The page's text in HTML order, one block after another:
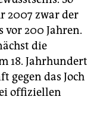
2007 zwar der
vor 200 Jahren.
die
18. Jahrhundert
gegen das Joch
offiziellen